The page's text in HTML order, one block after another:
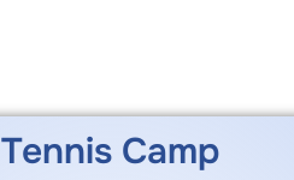
Tennis Camp